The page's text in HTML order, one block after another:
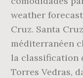
weather
Cruz. Santa
méditerranéen
la classification
Torres Vedras,